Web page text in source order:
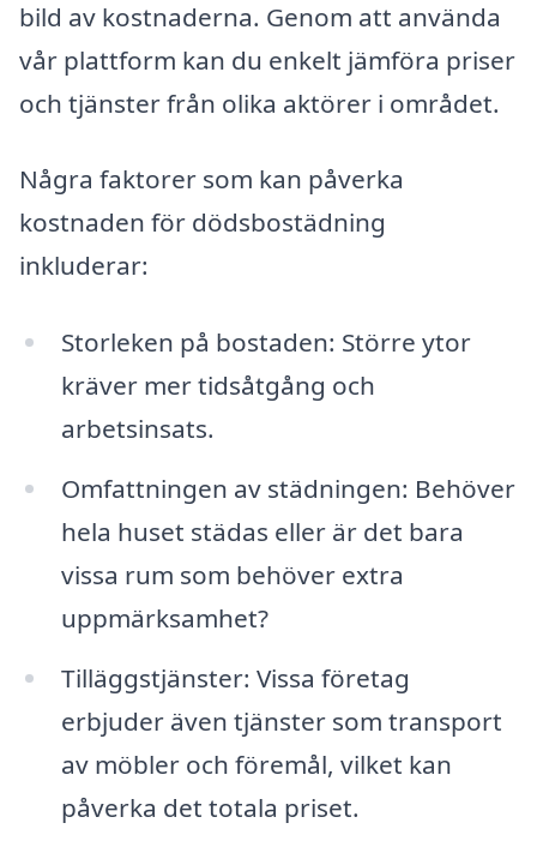
bild av kostnaderna. Genom att använda
vår plattform kan du enkelt jämföra priser
och tjänster från olika aktörer i området.
Några faktorer som kan påverka
kostnaden för dödsbostädning
inkluderar:
Storleken på bostaden: Större ytor
kräver mer tidsåtgång och
arbetsinsats.
Omfattningen av städningen: Behöver
hela huset städas eller är det bara
vissa rum som behöver extra
uppmärksamhet?
Tilläggstjänster: Vissa företag
erbjuder även tjänster som transport
av möbler och föremål, vilket kan
påverka det totala priset.